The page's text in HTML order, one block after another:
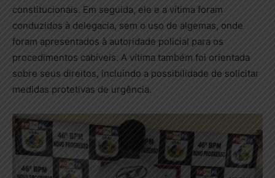
constitucionais. Em seguida, ele e a vítima foram
conduzidos à delegacia, sem o uso de algemas, onde
foram apresentados à autoridade policial para os
procedimentos cabíveis. A vítima também foi orientada
sobre seus direitos, incluindo a possibilidade de solicitar
medidas protetivas de urgência.